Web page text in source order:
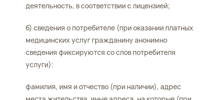
деятельность, в соответствии с лицензией;
б) сведения о потребителе (при оказании платных
медицинских услуг гражданину анонимно
сведения фиксируются со слов потребителя
услуги):
фамилия, имя и отчество (при наличии), адрес